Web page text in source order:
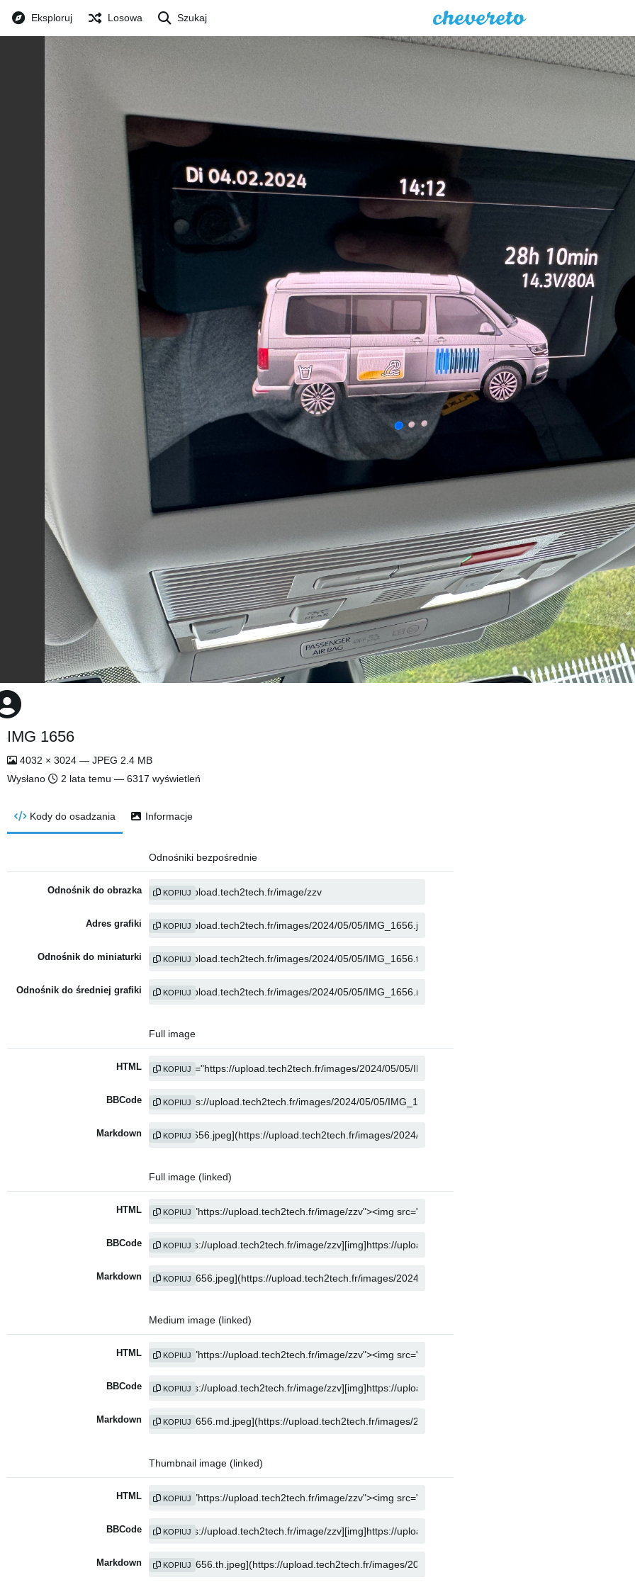
Eksploruj Losowa Szukaj
IMG 1656
4032 × 3024 — JPEG 2.4 MB
Wysłano
2 lata temu — 6317 wyświetleń
Kody do osadzania Informacje
Odnośniki bezpośrednie
Odnośnik do obrazka KOPIUJ
Adres grafiki KOPIUJ
Odnośnik do miniaturki KOPIUJ
Odnośnik do średniej grafiki KOPIUJ
Full image
HTML KOPIUJ
BBCode KOPIUJ
Markdown KOPIUJ
Full image (linked)
HTML KOPIUJ
BBCode KOPIUJ
Markdown KOPIUJ
Medium image (linked)
HTML KOPIUJ
BBCode KOPIUJ
Markdown KOPIUJ
Thumbnail image (linked)
HTML KOPIUJ
BBCode KOPIUJ
Markdown KOPIUJ